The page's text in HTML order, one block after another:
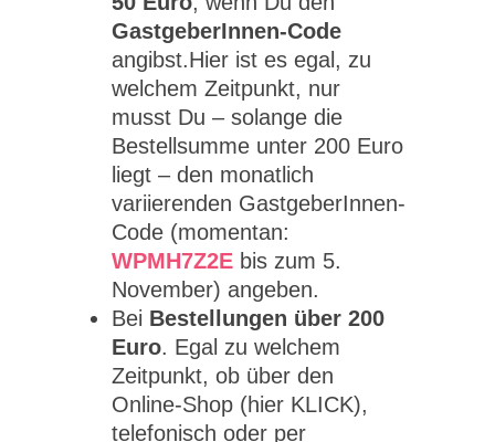
GastgeberInnen-Code
angibst.Hier ist es egal, zu
welchem Zeitpunkt, nur
musst Du – solange die
Bestellsumme unter 200 Euro
liegt – den monatlich
variierenden GastgeberInnen-
Code (momentan:
WPMH7Z2Ebis zum 5.
November) angeben.
Bei Bestellungen über 200
Euro. Egal zu welchem
Zeitpunkt, ob über den
Online-Shop (hier KLICK),
telefonisch oder per